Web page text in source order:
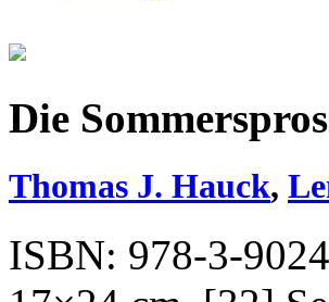
Die
Thomas J. Hauck,
ISBN: 978-3-